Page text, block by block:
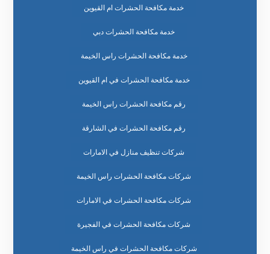
خدمة مكافحة الحشرات ام القيوين
خدمة مكافحة الحشرات دبي
خدمة مكافحة الحشرات راس الخيمة
خدمة مكافحة الحشرات في ام القيوين
رقم مكافحة الحشرات راس الخيمة
رقم مكافحة الحشرات في الشارقة
شركات تنظيف منازل في الامارات
شركات مكافحة الحشرات راس الخيمة
شركات مكافحة الحشرات في الامارات
شركات مكافحة الحشرات في الفجيرة
شركات مكافحة الحشرات في راس الخيمة